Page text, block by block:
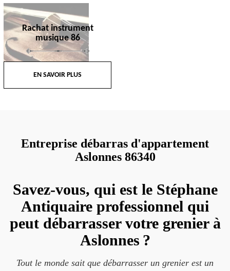
Rachat instrument
musique 86
EN SAVOIR PLUS
Entreprise débarras d'appartement
Aslonnes 86340
Savez-vous, qui est le Stéphane
Antiquaire professionnel qui
peut débarrasser votre grenier à
Aslonnes ?
Tout le monde sait que débarrasser un grenier est un